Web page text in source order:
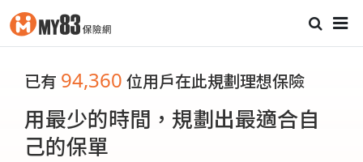
已有 94,360 位用戶在此規劃理想保險
用最少的時間，規劃出最適合自
己的保單